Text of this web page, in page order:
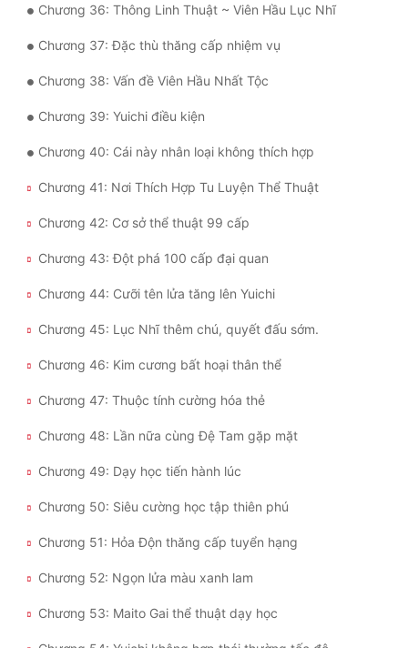
Cơ Trí
Sát Phạt Quyết Đoán
Vô Sỉ
Điềm Đạm
Chương 36: Thông Linh Thuật ~ Viên Hầu Lục Nhĩ
Chương 37: Đặc thù thăng cấp nhiệm vụ
Chương 38: Vấn đề Viên Hầu Nhất Tộc
Chương 39: Yuichi điều kiện
Chương 40: Cái này nhân loại không thích hợp
Chương 41: Nơi Thích Hợp Tu Luyện Thể Thuật
Chương 42: Cơ sở thể thuật 99 cấp
Chương 43: Đột phá 100 cấp đại quan
Chương 44: Cưỡi tên lửa tăng lên Yuichi
Chương 45: Lục Nhĩ thêm chú, quyết đấu sớm.
Chương 46: Kim cương bất hoại thân thể
Chương 47: Thuộc tính cường hóa thẻ
Chương 48: Lần nữa cùng Đệ Tam gặp mặt
Chương 49: Dạy học tiến hành lúc
Chương 50: Siêu cường học tập thiên phú
Chương 51: Hỏa Độn thăng cấp tuyển hạng
Chương 52: Ngọn lửa màu xanh lam
Chương 53: Maito Gai thể thuật dạy học